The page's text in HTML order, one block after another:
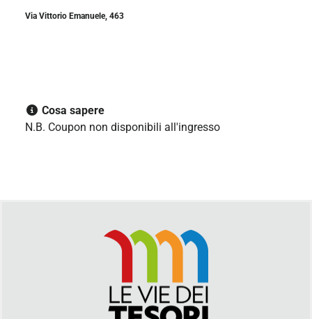
Via Vittorio Emanuele, 463
Cosa sapere
N.B. Coupon non disponibili all'ingresso